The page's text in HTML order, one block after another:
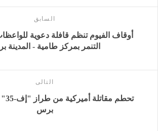
السابق
أوقاف الفيوم تنظم قافلة دعوية
التنمر بمركز طامية - المدينة
التالى
برس